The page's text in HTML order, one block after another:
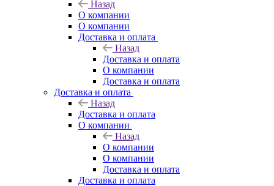
Назад
О компании
О компании
Доставка и оплата
Назад
Доставка и оплата
О компании
Доставка и оплата
Доставка и оплата
Назад
Доставка и оплата
О компании
Назад
О компании
О компании
Доставка и оплата
Доставка и оплата